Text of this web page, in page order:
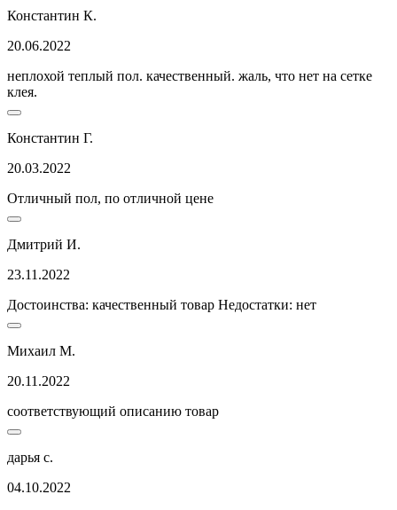
Константин К.
20.06.2022
неплохой теплый пол. качественный. жаль, что нет на сетке
клея.
Константин Г.
20.03.2022
Отличный пол, по отличной цене
Дмитрий И.
23.11.2022
Достоинства: качественный товар Недостатки: нет
Михаил М.
20.11.2022
соответствующий описанию товар
дарья с.
04.10.2022